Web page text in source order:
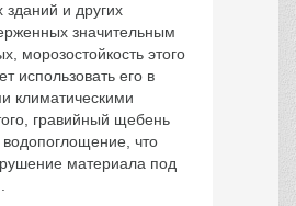
и других
значительным
морозостойкость этого
использовать его в
климатическими
гравийный щебень
что
материала под